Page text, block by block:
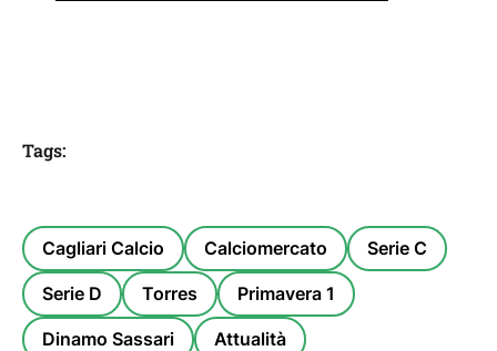
Tags:
Cagliari Calcio Calciomercato Serie C
Serie D Torres Primavera 1
Dinamo Sassari Attualità